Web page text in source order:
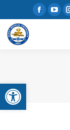
Open toolbar